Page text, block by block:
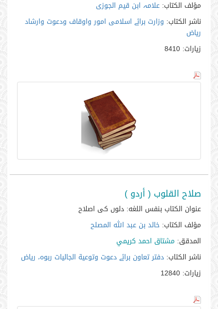
مؤلف الكتاب: علامہ ابن قیم الجوزی
ناشر الكتاب: وزارت برائے اسلامی امور واوقاف ودعوت وارشاد
ریاض
زيارات:
صلاح القلوب ( أردو )
عنوان الكتاب بنفس اللغه: دلوں کی اصلاح
مؤلف الكتاب: خالد بن عبد الله المصلح
المدقق: مشتاق احمد كريمي
ناشر الكتاب: دفتر تعاون برائے دعوت وتوعية الجاليات ربوہ، رياض
زيارات: